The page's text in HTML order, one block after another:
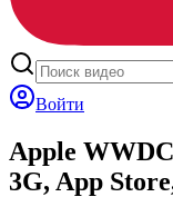
Войти
Apple
3G, App